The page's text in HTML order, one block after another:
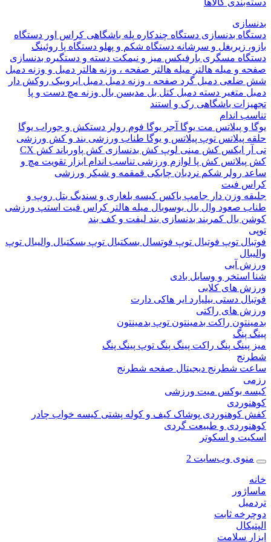
کالاها
بدنسازیدستگاه چندکارهپله باشگاهیکراس اوردستگاه
زیربغل و سرشانه دستگاه شکم و پهلودستگاه پاروئینگ
مسگریبارفیکسمیز و نیمکتدسته و دستگیره بدنسازی
و میله هالتر میله هالتر صفحه ، وزنه هالتر دمبل و وزنه دمبل
دمبل گرد صفحه ، وزنه دمبل دمبل ایروبیک روکش دار
متغیردسته دمبل کتل بلمدیسن بالوزنه مچ دست و پا
باشگاهیرک و استند
اندام
و پیلاتسمت یوگاآجر یوگا فوم رولر دستکش و جوراب یوگا
پیلاتستوپ پیلاتس و یوگاطناب ورزشی بند و کش ورزشی
ایکس کش مینی لوپ کش بدنسازیکش پاورباندکش CX
کش پالوازم ورزشی تناسب اندام ابزار تقویت مچ و
رولر شکم نردبان چابکیقمقمه و شیکر ورزشی
فیت
وزن دارجامپ باکسکیسه بلغاری و سندبگبتل روپ و
صعودوال بال بوسوبالمیله هالتر کراس فیت استپ ورزشی
بالکمربند بدنسازیبند لیفت و کف بند
توپ فوتبالتوپ فوتسالبسکتبالتوپ بسکتبالوالیبال توپ
آبی
و وسایل بادی
های کلابی
دستیبیلیاردایر هاکیدارت
های راکتی
راکت بدمینتونتوپ بدمینتون
پنگ
پنگراکت پینگ پنگتوپ پینگ پنگ
شطرنج دیجیتالصفحه شطرنج
بوکسمیت ورزشی
کوهنوردیپوشاککیف و کوله پشتیکیسه خوابچادر
و طبیعت گردی
و اسکوتر
وب‌سایت 2
ثابت
سلامت